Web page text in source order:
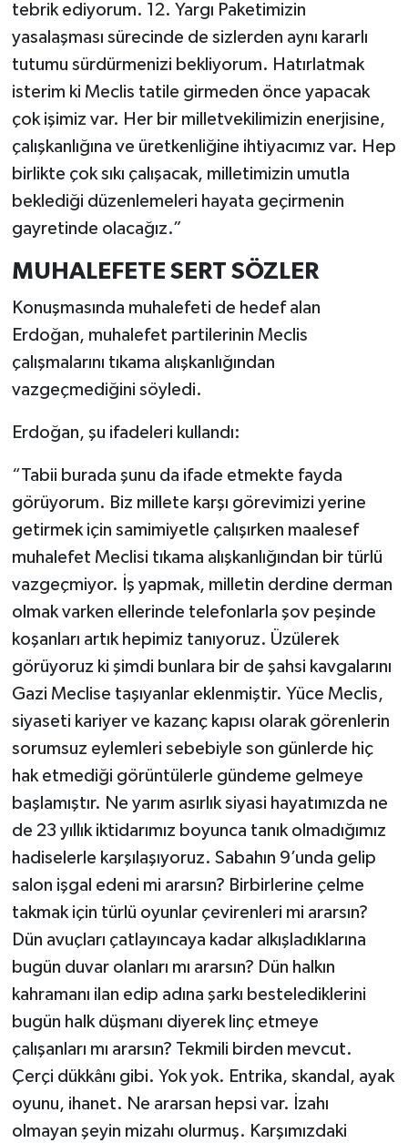
tebrik ediyorum. 12. Yargı Paketimizin
yasalaşması sürecinde de sizlerden aynı kararlı
tutumu sürdürmenizi bekliyorum. Hatırlatmak
isterim ki Meclis tatile girmeden önce yapacak
çok işimiz var. Her bir milletvekilimizin enerjisine,
çalışkanlığına ve üretkenliğine ihtiyacımız var. Hep
birlikte çok sıkı çalışacak, milletimizin umutla
beklediği düzenlemeleri hayata geçirmenin
gayretinde olacağız.”
MUHALEFETE SERT SÖZLER
Konuşmasında muhalefeti de hedef alan
Erdoğan, muhalefet partilerinin Meclis
çalışmalarını tıkama alışkanlığından
vazgeçmediğini söyledi.
Erdoğan, şu ifadeleri kullandı:
“Tabii burada şunu da ifade etmekte fayda
görüyorum. Biz millete karşı görevimizi yerine
getirmek için samimiyetle çalışırken maalesef
muhalefet Meclisi tıkama alışkanlığından bir türlü
vazgeçmiyor. İş yapmak, milletin derdine derman
olmak varken ellerinde telefonlarla şov peşinde
koşanları artık hepimiz tanıyoruz. Üzülerek
görüyoruz ki şimdi bunlara bir de şahsi kavgalarını
Gazi Meclise taşıyanlar eklenmiştir. Yüce Meclis,
siyaseti kariyer ve kazanç kapısı olarak görenlerin
sorumsuz eylemleri sebebiyle son günlerde hiç
hak etmediği görüntülerle gündeme gelmeye
başlamıştır. Ne yarım asırlık siyasi hayatımızda ne
de 23 yıllık iktidarımız boyunca tanık olmadığımız
hadiselerle karşılaşıyoruz. Sabahın 9’unda gelip
salon işgal edeni mi ararsın? Birbirlerine çelme
takmak için türlü oyunlar çevirenleri mi ararsın?
Dün avuçları çatlayıncaya kadar alkışladıklarına
bugün duvar olanları mı ararsın? Dün halkın
kahramanı ilan edip adına şarkı bestelediklerini
bugün halk düşmanı diyerek linç etmeye
çalışanları mı ararsın? Tekmili birden mevcut.
Çerçi dükkânı gibi. Yok yok. Entrika, skandal, ayak
oyunu, ihanet. Ne ararsan hepsi var. İzahı
olmayan şeyin mizahı olurmuş. Karşımızdaki